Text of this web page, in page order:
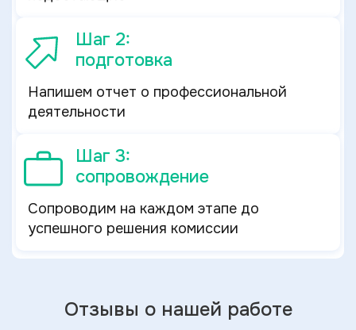
Шаг 2:
подготовка
Напишем отчет о профессиональной
деятельности
Шаг 3:
сопровождение
Сопроводим на каждом этапе до
успешного решения комиссии
Отзывы о нашей работе